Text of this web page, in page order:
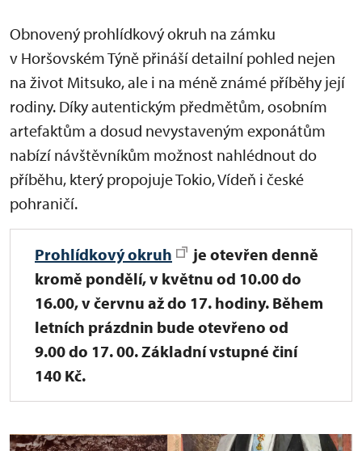
Obnovený prohlídkový okruh na zámku
v Horšovském Týně přináší detailní pohled nejen
na život Mitsuko, ale i na méně známé příběhy její
rodiny. Díky autentickým předmětům, osobním
artefaktům a dosud nevystaveným exponátům
nabízí návštěvníkům možnost nahlédnout do
příběhu, který propojuje Tokio, Vídeň i české
pohraničí.
Prohlídkový okruh je otevřen denně
kromě pondělí, v květnu od 10.00 do
16.00, v červnu až do 17. hodiny. Během
letních prázdnin bude otevřeno od
9.00 do 17. 00. Základní vstupné činí
140 Kč.